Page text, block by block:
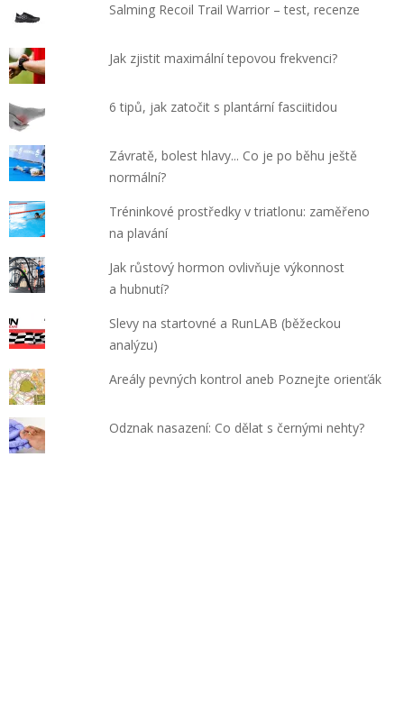
Salming Recoil Trail Warrior – test, recenze
Jak zjistit maximální tepovou frekvenci?
6 tipů, jak zatočit s plantární fasciitidou
Závratě, bolest hlavy... Co je po běhu ještě
normální?
Tréninkové prostředky v triatlonu: zaměřeno
na plavání
Jak růstový hormon ovlivňuje výkonnost
a hubnutí?
Slevy na startovné a RunLAB (běžeckou
analýzu)
Areály pevných kontrol aneb Poznejte orienťák
Odznak nasazení: Co dělat s černými nehty?